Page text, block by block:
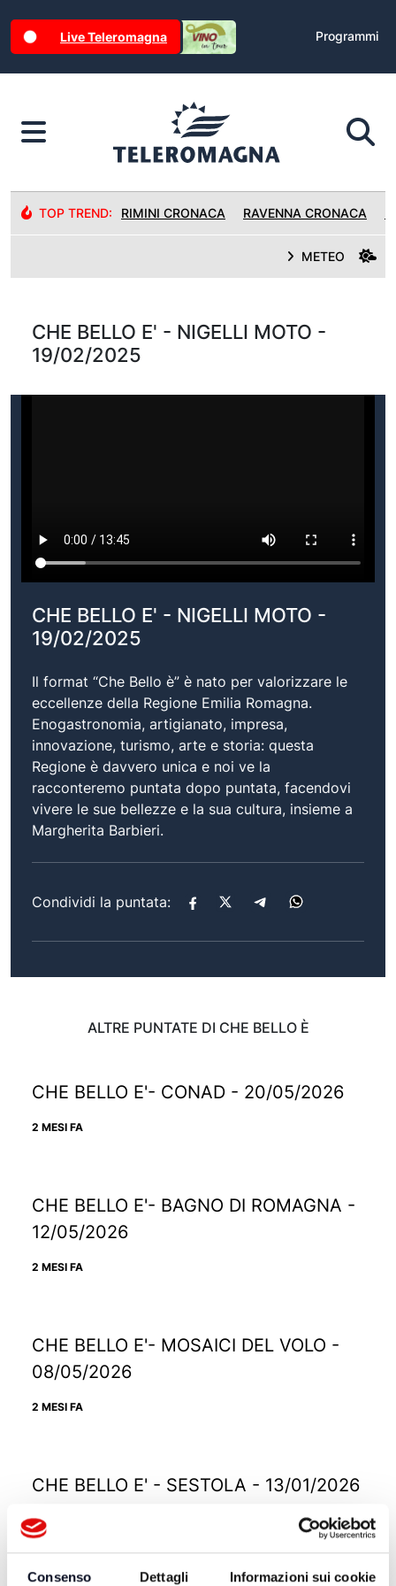
Consenso Dettagli Informazioni sui cookie
Live Teleromagna Programmi
TOP TREND: RIMINI CRONACA RAVENNA CRONACA
METEO
CHE BELLO E' - NIGELLI MOTO -
19/02/2025
CHE BELLO E' - NIGELLI MOTO -
19/02/2025
Il format “Che Bello è” è nato per valorizzare le
eccellenze della Regione Emilia Romagna.
Enogastronomia, artigianato, impresa,
innovazione, turismo, arte e storia: questa
Regione è davvero unica e noi ve la
racconteremo puntata dopo puntata, facendovi
vivere le sue bellezze e la sua cultura, insieme a
Margherita Barbieri.
Condividi la puntata:
ALTRE PUNTATE DI CHE BELLO È
CHE BELLO E'- CONAD - 20/05/2026
2 MESI FA
CHE BELLO E'- BAGNO DI ROMAGNA -
12/05/2026
2 MESI FA
CHE BELLO E'- MOSAICI DEL VOLO -
08/05/2026
2 MESI FA
CHE BELLO E' - SESTOLA - 13/01/2026
6 MESI FA